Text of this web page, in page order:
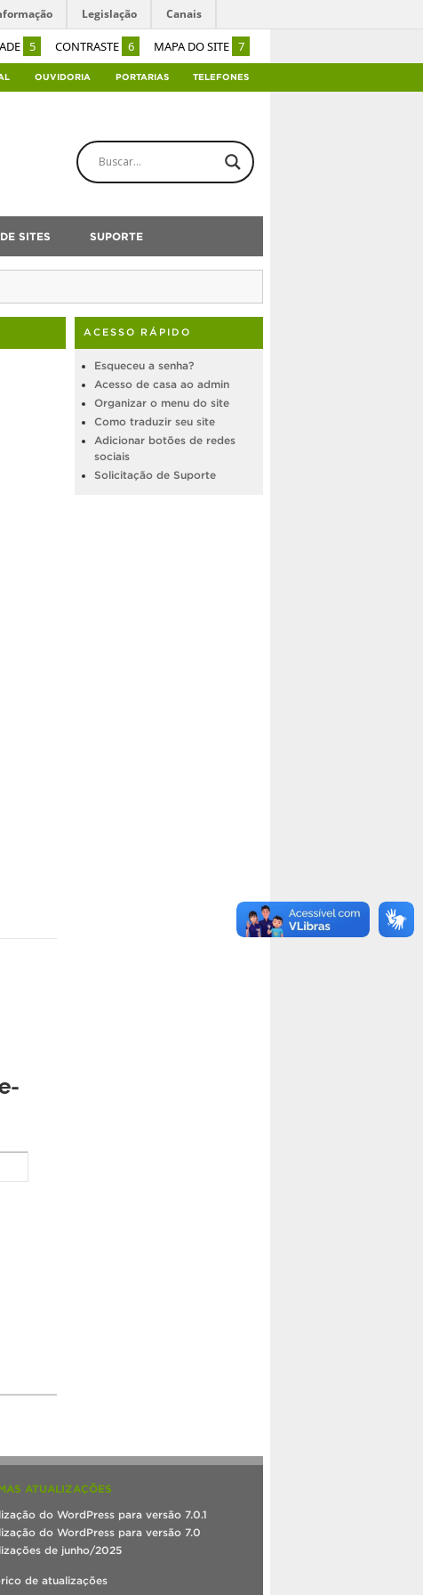
5 CONTRASTE 6 MAPA DO SITE 7
Legislação Canais
OUVIDORIA PORTARIAS TELEFONES
SITES SUPORTE
ACESSO RÁPIDO
Esqueceu a senha?
Acesso de casa ao admin
Organizar o menu do site
Como traduzir seu site
Adicionar botões de redes
sociais
Solicitação de Suporte
ATUALIZAÇÕES
do WordPress para versão 7.0.1
do WordPress para versão 7.0
de junho/2025
de atualizações